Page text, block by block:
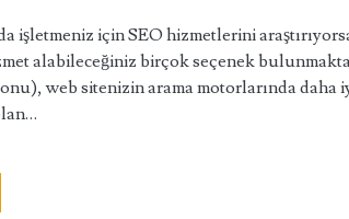
işletmeniz için SEO hizmetlerini
alabileceğiniz birçok seçenek
web sitenizin arama motorlarında daha